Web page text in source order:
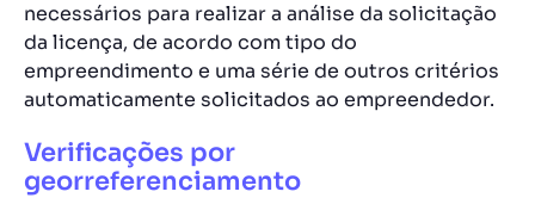
necessários para realizar a análise da solicitação
da licença, de acordo com tipo do
empreendimento e uma série de outros critérios
automaticamente solicitados ao empreendedor.
Verificações por
georreferenciamento